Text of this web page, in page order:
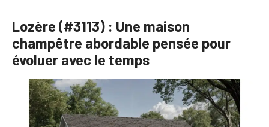
Lozère (#3113) : Une maison
champêtre abordable pensée pour
évoluer avec le temps